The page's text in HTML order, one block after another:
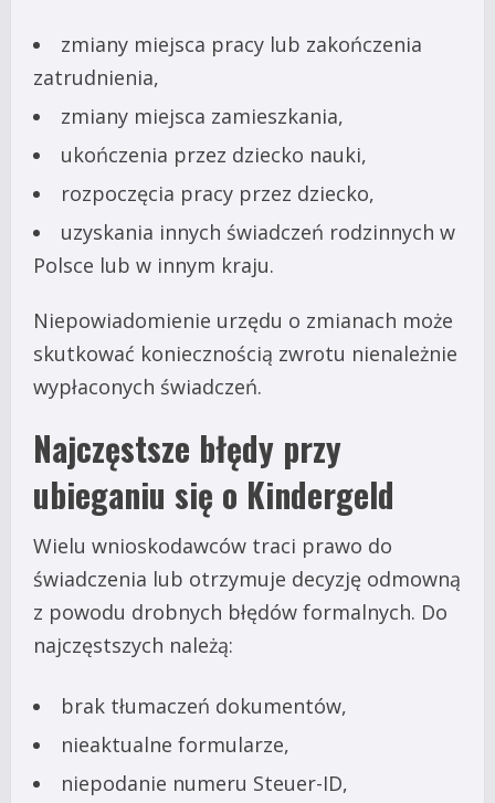
zmiany miejsca pracy lub zakończenia
zatrudnienia,
zmiany miejsca zamieszkania,
ukończenia przez dziecko nauki,
rozpoczęcia pracy przez dziecko,
uzyskania innych świadczeń rodzinnych w
Polsce lub w innym kraju.
Niepowiadomienie urzędu o zmianach może
skutkować koniecznością zwrotu nienależnie
wypłaconych świadczeń.
Najczęstsze błędy przy
ubieganiu się o Kindergeld
Wielu wnioskodawców traci prawo do
świadczenia lub otrzymuje decyzję odmowną
z powodu drobnych błędów formalnych. Do
najczęstszych należą:
brak tłumaczeń dokumentów,
nieaktualne formularze,
niepodanie numeru Steuer-ID,